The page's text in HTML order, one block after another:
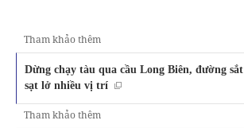
Tham khảo thêm
Dừng chạy tàu qua cầu Long Biên, đường sắt
sạt lở nhiều vị trí
Tham khảo thêm